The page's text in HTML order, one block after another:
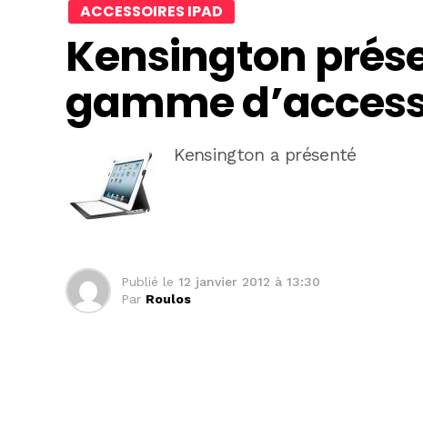
ACCESSOIRES IPAD
Kensington
gamme
Kensington a présenté
Publié le 12 janvier 2012 à 13:30
Par Roulos